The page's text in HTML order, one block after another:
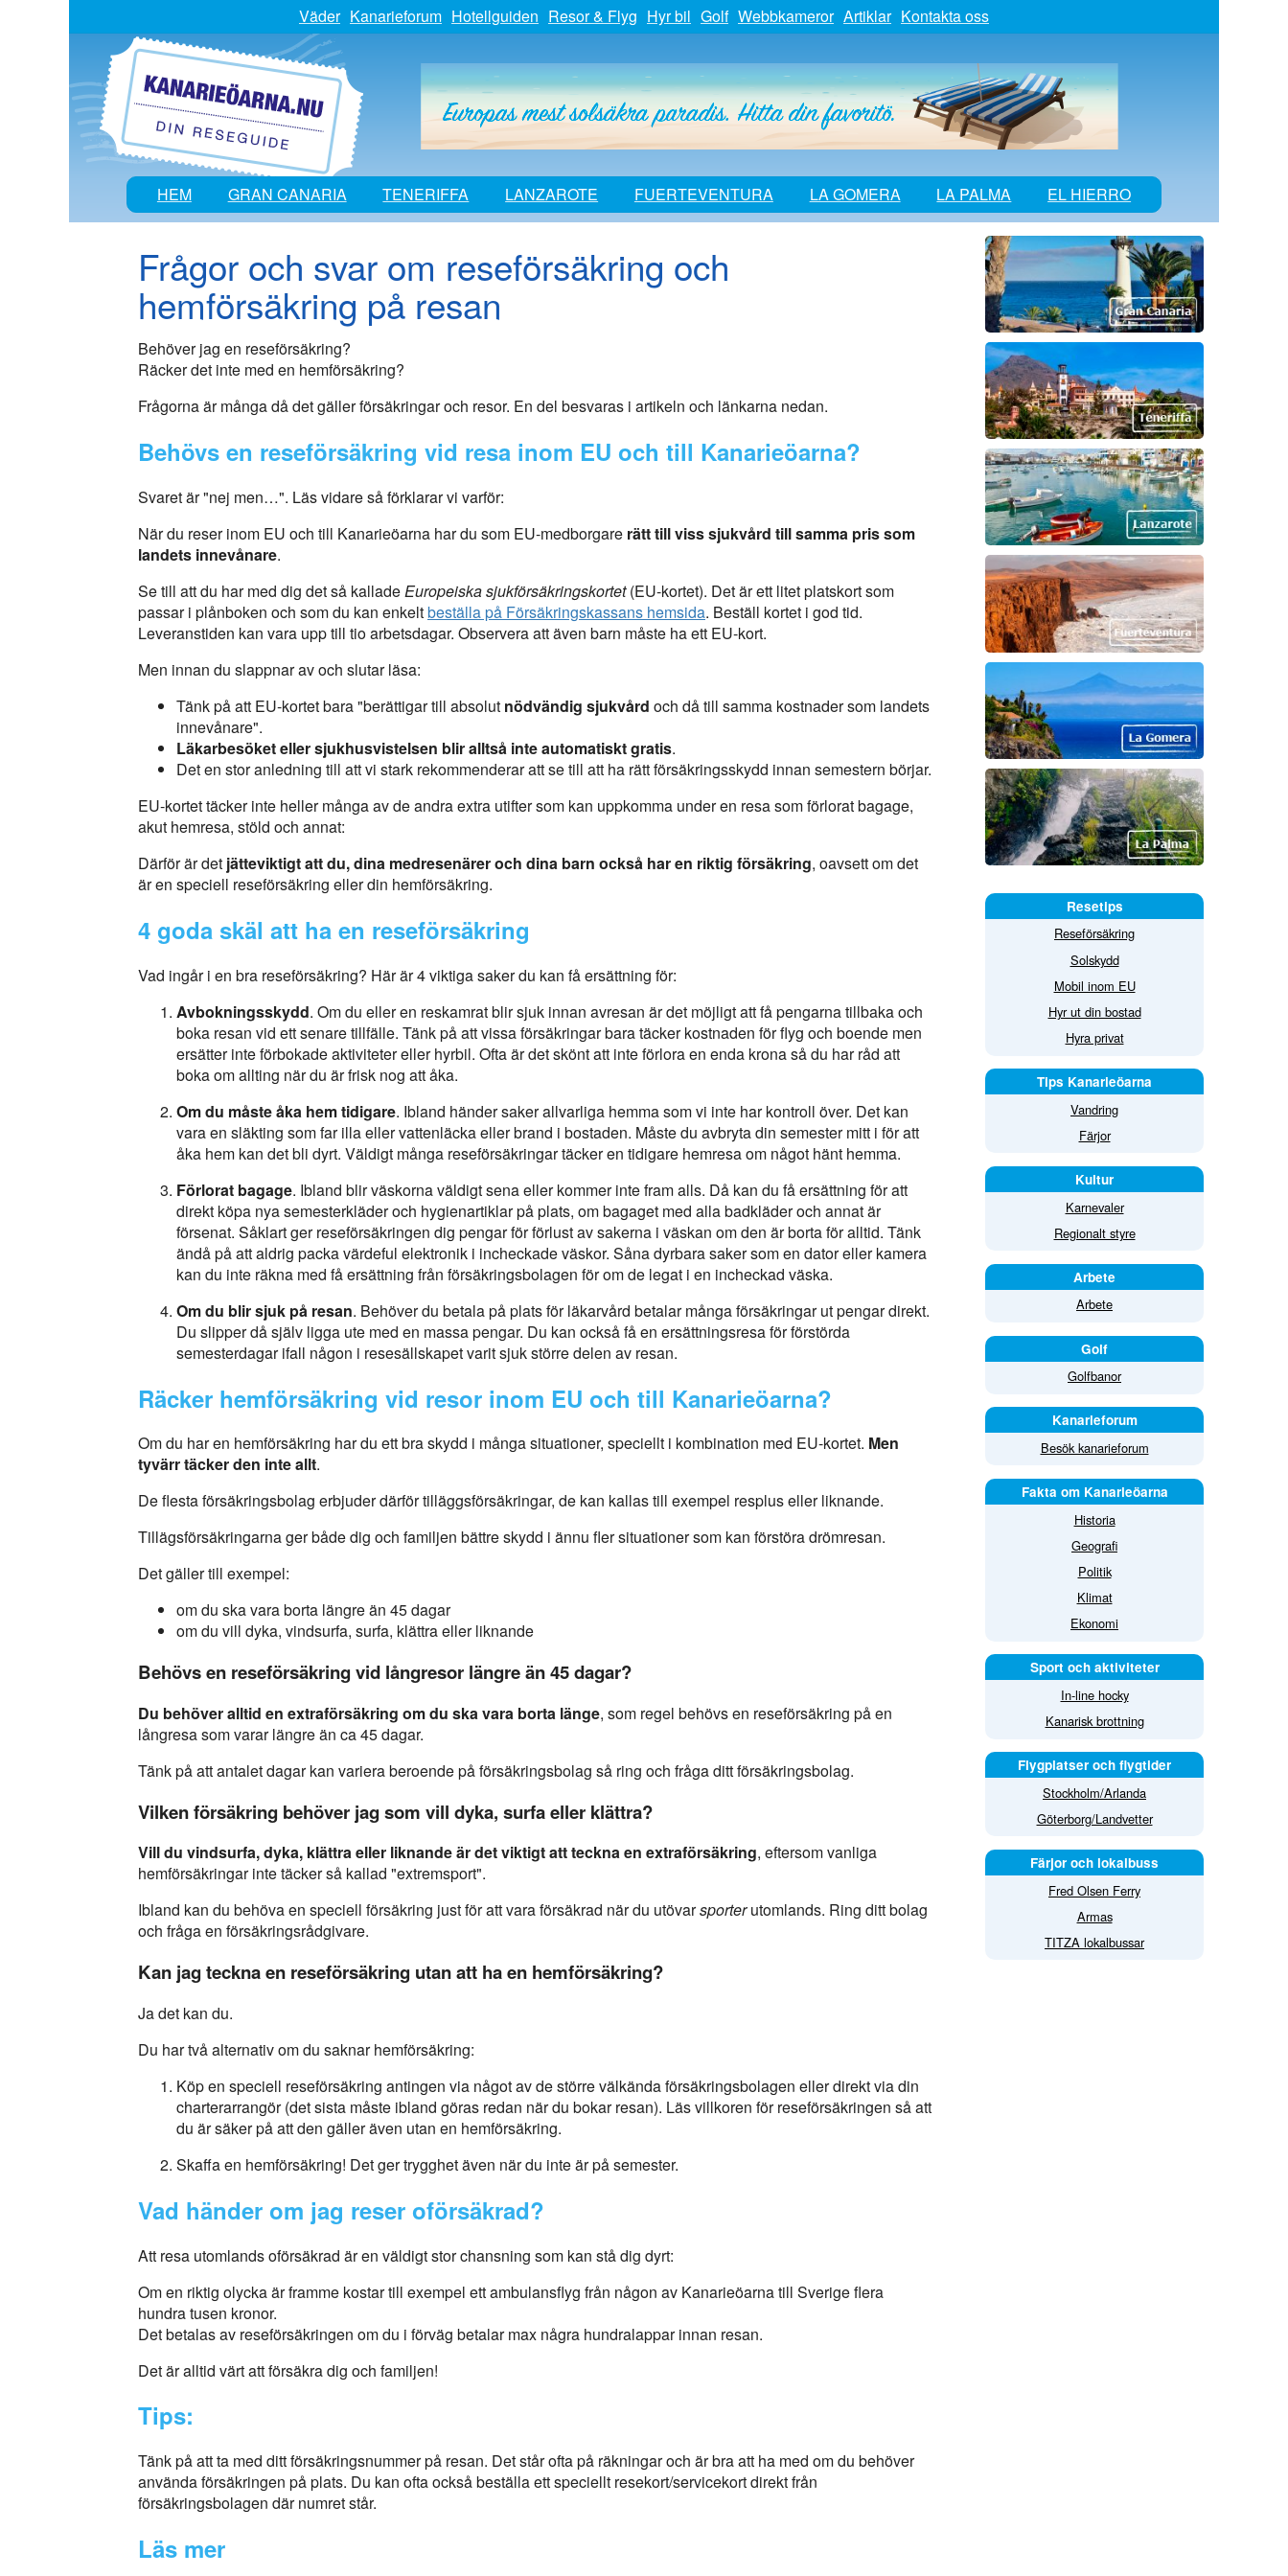
Väder Kanarieforum Hotellguiden Resor & Flyg Hyr bil Golf Webbkameror Artiklar Kontakta oss
HEM GRAN CANARIA TENERIFFA LANZAROTE FUERTEVENTURA LA GOMERA LA PALMA EL HIERRO
Frågor och svar om reseförsäkring och
hemförsäkring på resan
Behöver jag en reseförsäkring?
Räcker det inte med en hemförsäkring?
Frågorna är många då det gäller försäkringar och resor. En del besvaras i artikeln och länkarna nedan.
Behövs en reseförsäkring vid resa inom EU och till Kanarieöarna?
Svaret är "nej men…". Läs vidare så förklarar vi varför:
När du reser inom EU och till Kanarieöarna har du som EU-medborgare rätt till viss sjukvård till samma pris som
landets innevånare.
Se till att du har med dig det så kalladeEuropeiska sjukförsäkringskortet(EU-kortet). Det är ett litet platskort som
passar i plånboken och som du kan enkeltbeställa på Försäkringskassans hemsida. Beställ kortet i god tid.
Leveranstiden kan vara upp till tio arbetsdagar. Observera att även barn måste ha ett EU-kort.
Men innan du slappnar av och slutar läsa:
Tänk på att EU-kortet bara "berättigar till absolut nödvändig sjukvård och då till samma kostnader som landets
innevånare".
Läkarbesöket eller sjukhusvistelsen blir alltså inte automatiskt gratis.
Det en stor anledning till att vi stark rekommenderar att se till att ha rätt försäkringsskydd innan semestern börjar.
EU-kortet täcker inte heller många av de andra extra utifter som kan uppkomma under en resa som förlorat bagage,
akut hemresa, stöld och annat:
Därför är det jätteviktigt att du, dina medresenärer och dina barn också har en riktig försäkring, oavsett om det
är en speciell reseförsäkring eller din hemförsäkring.
4 goda skäl att ha en reseförsäkring
Vad ingår i en bra reseförsäkring? Här är 4 viktiga saker du kan få ersättning för:
Avbokningsskydd. Om du eller en reskamrat blir sjuk innan avresan är det möjligt att få pengarna tillbaka och
boka resan vid ett senare tillfälle. Tänk på att vissa försäkringar bara täcker kostnaden för flyg och boende men
ersätter inte förbokade aktiviteter eller hyrbil. Ofta är det skönt att inte förlora en enda krona så du har råd att
boka om allting när du är frisk nog att åka.
Om du måste åka hem tidigare. Ibland händer saker allvarliga hemma som vi inte har kontroll över. Det kan
vara en släkting som far illa eller vattenläcka eller brand i bostaden. Måste du avbryta din semester mitt i för att
åka hem kan det bli dyrt. Väldigt många reseförsäkringar täcker en tidigare hemresa om något hänt hemma.
Förlorat bagage. Ibland blir väskorna väldigt sena eller kommer inte fram alls. Då kan du få ersättning för att
direkt köpa nya semesterkläder och hygienartiklar på plats, om bagaget med alla badkläder och annat är
försenat. Såklart ger reseförsäkringen dig pengar för förlust av sakerna i väskan om den är borta för alltid. Tänk
ändå på att aldrig packa värdeful elektronik i incheckade väskor. Såna dyrbara saker som en dator eller kamera
kan du inte räkna med få ersättning från försäkringsbolagen för om de legat i en incheckad väska.
Om du blir sjuk på resan. Behöver du betala på plats för läkarvård betalar många försäkringar ut pengar direkt.
Du slipper då själv ligga ute med en massa pengar. Du kan också få en ersättningsresa för förstörda
semesterdagar ifall någon i resesällskapet varit sjuk större delen av resan.
Räcker hemförsäkring vid resor inom EU och till Kanarieöarna?
Om du har en hemförsäkring har du ett bra skydd i många situationer, speciellt i kombination med EU-kortet. Men
tyvärr täcker den inte allt.
De flesta försäkringsbolag erbjuder därför tilläggsförsäkringar, de kan kallas till exempel resplus eller liknande.
Tillägsförsäkringarna ger både dig och familjen bättre skydd i ännu fler situationer som kan förstöra drömresan.
Det gäller till exempel:
om du ska vara borta längre än 45 dagar
om du vill dyka, vindsurfa, surfa, klättra eller liknande
Behövs en reseförsäkring vid långresor längre än 45 dagar?
Du behöver alltid en extraförsäkring om du ska vara borta länge, som regel behövs en reseförsäkring på en
långresa som varar längre än ca 45 dagar.
Tänk på att antalet dagar kan variera beroende på försäkringsbolag så ring och fråga ditt försäkringsbolag.
Vilken försäkring behöver jag som vill dyka, surfa eller klättra?
Vill du vindsurfa, dyka, klättra eller liknande är det viktigt att teckna en extraförsäkring, eftersom vanliga
hemförsäkringar inte täcker så kallad "extremsport".
Ibland kan du behöva en speciell försäkring just för att vara försäkrad när du utövarsporterutomlands. Ring ditt bolag
och fråga en försäkringsrådgivare.
Kan jag teckna en reseförsäkring utan att ha en hemförsäkring?
Ja det kan du.
Du har två alternativ om du saknar hemförsäkring:
Köp en speciell reseförsäkring antingen via något av de större välkända försäkringsbolagen eller direkt via din
charterarrangör (det sista måste ibland göras redan när du bokar resan). Läs villkoren för reseförsäkringen så att
du är säker på att den gäller även utan en hemförsäkring.
Skaffa en hemförsäkring! Det ger trygghet även när du inte är på semester.
Vad händer om jag reser oförsäkrad?
Att resa utomlands oförsäkrad är en väldigt stor chansning som kan stå dig dyrt:
Om en riktig olycka är framme kostar till exempel ett ambulansflyg från någon av Kanarieöarna till Sverige flera
hundra tusen kronor.
Det betalas av reseförsäkringen om du i förväg betalar max några hundralappar innan resan.
Det är alltid värt att försäkra dig och familjen!
Tips:
Tänk på att ta med ditt försäkringsnummer på resan. Det står ofta på räkningar och är bra att ha med om du behöver
använda försäkringen på plats. Du kan ofta också beställa ett speciellt resekort/servicekort direkt från
försäkringsbolagen där numret står.
Läs mer
Resetips
Reseförsäkring
Solskydd
Mobil inom EU
Hyr ut din bostad
Hyra privat
Tips Kanarieöarna
Vandring
Färjor
Kultur
Karnevaler
Regionalt styre
Arbete
Arbete
Golf
Golfbanor
Kanarieforum
Besök kanarieforum
Fakta om Kanarieöarna
Historia
Geografi
Politik
Klimat
Ekonomi
Sport och aktiviteter
In-line hocky
Kanarisk brottning
Flygplatser och flygtider
Stockholm/Arlanda
Göterborg/Landvetter
Färjor och lokalbuss
Fred Olsen Ferry
Armas
TITZA lokalbussar